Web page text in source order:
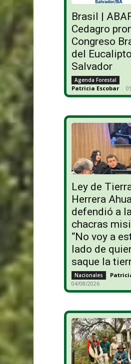
Brasil |
Cedagro
Congreso
del
Salvador
Agenda Forestal
Patricia Escobar -
Ley de
Herrera
defendió a
chacras
“No voy a
lado de
saque la
Nacionales
04/08/2026